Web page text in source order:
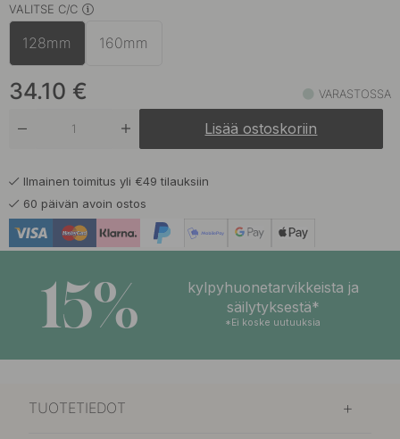
Brunattu Messinki
Kiillotettu Messinki
Mattamusta
VALITSE C/C
128mm 160mm
34.10 € VARASTOSSA
Lisää ostoskoriin
Ilmainen toimitus yli €49 tilauksiin
60 päivän avoin ostos
15%
kylpyhuonetarvikkeista ja
säilytyksestä*
*Ei koske uutuuksia
TUOTETIEDOT